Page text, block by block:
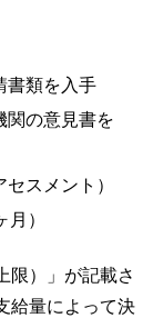
書類を入手
関の意見書を
スメント）
）
限）」が記載さ
給量によって決